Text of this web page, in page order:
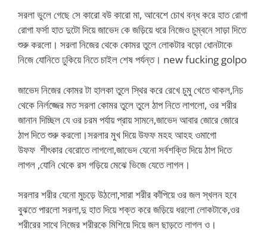
সরলা ভুলে গেছে সে কারো বউ কারো মা, আবেশে চোখ বন্ধ করে হাত রোগা
রোগা ফর্সা হাত দুটো দিয়ে জাভেদ কে জড়িয়ে ধরে নিজেও চুম্বনে সাড়া দিতে
শুরু করলো। সরলা নিজের থেকে কোমর তুলে লোকটার বড়ো ধোনটাকে
নিজে যোনিতে ঢুকিয়ে নিতে চাইল শেষ পর্যন্ত। new fucking golpo
জাভেদ নিজের কোমর টা হালকা তুলে স্থির করে রেখে চুমু খেতে থাকল,নিচ
থেকে নির্লজ্জের মত সরলা কোমর তুলে তুলে ঠাপ নিতে লাগলো, ওর শরীর
জানান দিচ্ছিল যে ওর চরম পর্যায় প্রায় সামনে,জাভেদ আবার জোরে জোরে
ঠাপ দিতে শুরু করলো।সরলার মুখ দিয়ে উফফ মহহ আহহ ওমাগো
উফফ শীৎকার বেরোতে লাগলো,জাভেদ যেনো সর্বশক্তি দিয়ে ঠাপ দিতে
লাগল ,যোনি থেকে রস গড়িয়ে মেঝে ভিজে যেতে লাগল।
সরলার শরীর যেনো মুচড়ে উঠলো,সারা শরীর কাঁপিয়ে ওর জল স্খলন হবে
বুঝতে পারলো সরলা,দু হাত দিয়ে শক্ত করে জড়িয়ে ধরলো লোকটাকে,ওর
শরীরের সাথে নিজের শরীরকে মিশিয়ে দিয়ে জল ছাড়তে লাগল ও।